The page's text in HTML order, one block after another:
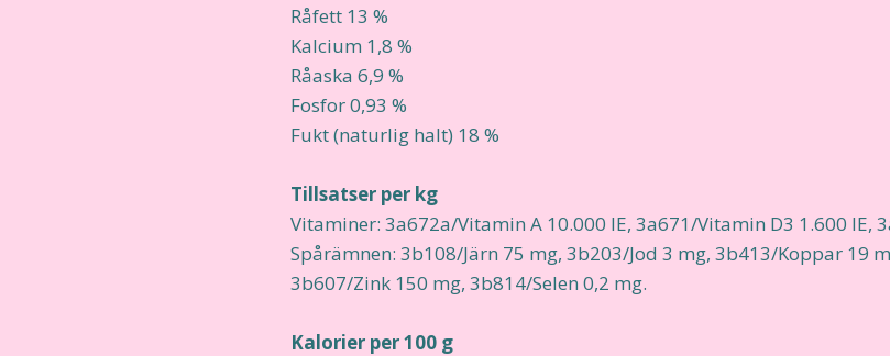
Råfett 13 %
Kalcium 1,8 %
Råaska 6,9 %
Fosfor 0,93 %
Fukt (naturlig halt) 18 %
Tillsatser per kg
Vitaminer: 3a672a/Vitamin A 10.000 IE, 3a671/Vitamin D3 1.600 IE,
Spårämnen: 3b108/Järn 75 mg, 3b203/Jod 3 mg, 3b413/Koppar 19
3b607/Zink 150 mg, 3b814/Selen 0,2 mg.
Kalorier per 100 g